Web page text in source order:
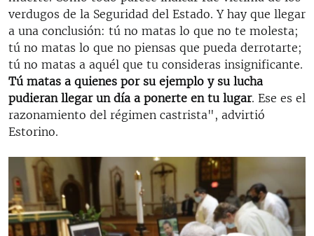
verdugos de la Seguridad del Estado. Y hay que llegar
a una conclusión: tú no matas lo que no te molesta;
tú no matas lo que no piensas que pueda derrotarte;
tú no matas a aquél que tu consideras insignificante.
Tú matas a quienes por su ejemplo y su lucha
pudieran llegar un día a ponerte en tu lugar. Ese es el
razonamiento del régimen castrista", advirtió
Estorino.